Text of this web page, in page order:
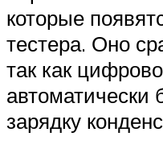
которые
тестера. Оно
так как
автоматически
зарядку